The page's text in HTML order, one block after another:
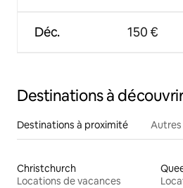
Déc. 150 €
Destinations à
Destinations à proximité
Christchurch
Locations de vacances